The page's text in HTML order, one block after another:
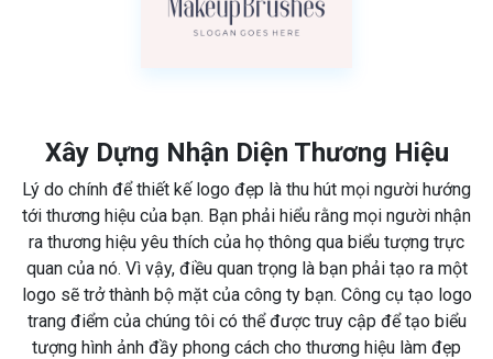
Xây Dựng Nhận Diện Thương Hiệu
Lý do chính để thiết kế logo đẹp là thu hút mọi người hướng
tới thương hiệu của bạn. Bạn phải hiểu rằng mọi người nhận
ra thương hiệu yêu thích của họ thông qua biểu tượng trực
quan của nó. Vì vậy, điều quan trọng là bạn phải tạo ra một
logo sẽ trở thành bộ mặt của công ty bạn. Công cụ tạo logo
trang điểm của chúng tôi có thể được truy cập để tạo biểu
tượng hình ảnh đầy phong cách cho thương hiệu làm đẹp